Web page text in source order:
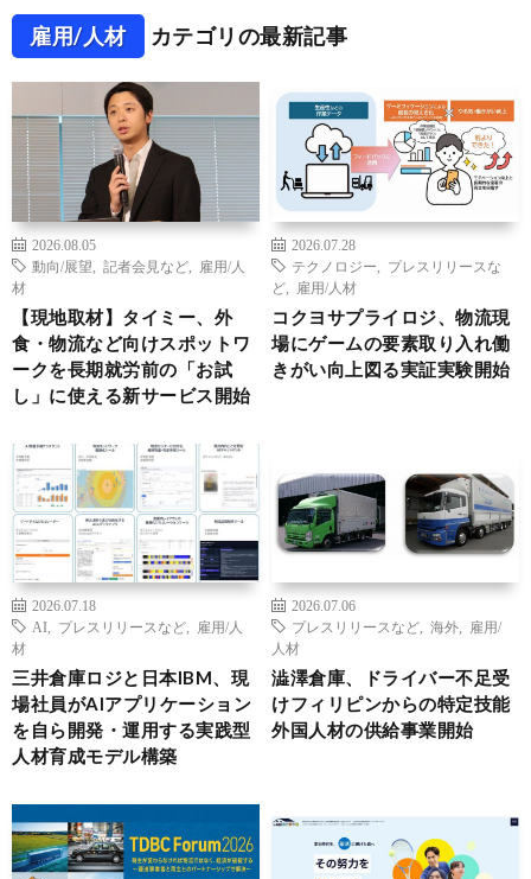
雇用/人材 カテゴリの最新記事
2026.08.05
動向/展望
記者会見など
雇用/人
材
【現地取材】タイミー、外
食・物流など向けスポットワ
ークを長期就労前の「お試
し」に使える新サービス開始
2026.07.28
テクノロジー
プレスリリースな
ど
雇用/人材
コクヨサプライロジ、物流現
場にゲームの要素取り入れ働
きがい向上図る実証実験開始
2026.07.18
AI
プレスリリースなど
雇用/人
材
三井倉庫ロジと日本IBM、現
場社員がAIアプリケーション
を自ら開発・運用する実践型
人材育成モデル構築
2026.07.06
プレスリリースなど
海外
雇用/
人材
澁澤倉庫、ドライバー不足受
けフィリピンからの特定技能
外国人材の供給事業開始